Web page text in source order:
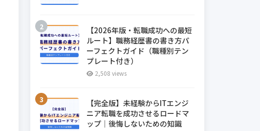
【2026年版・転職成功への最短
ルート】職務経歴書の書き方パ
ーフェクトガイド（職種別テン
プレート付き）
2,508 views
【完全版】未経験からITエンジ
ニア転職を成功させるロードマ
ップ｜後悔しないための知識